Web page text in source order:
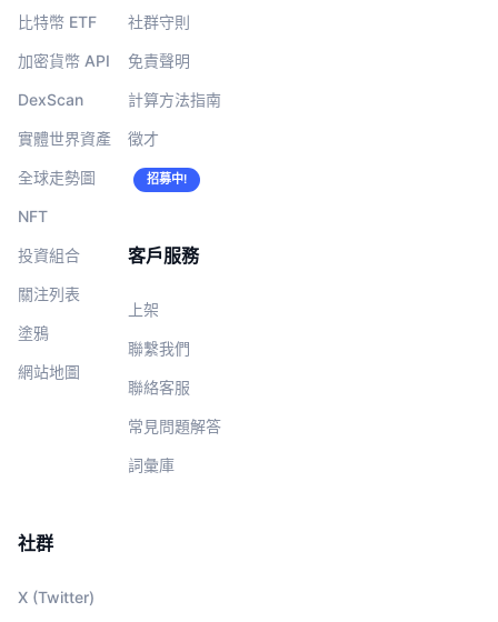
比特幣 ETF
加密貨幣 API
DexScan
實體世界資產
全球走勢圖
NFT
投資組合
關注列表
塗鴉
網站地圖
社群守則
免責聲明
計算方法指南
徵才
招募中!
客戶服務
上架
聯繫我們
聯絡客服
常見問題解答
詞彙庫
社群
X (Twitter)